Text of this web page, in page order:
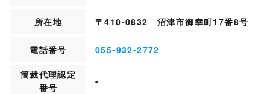
所在地 〒410-0832 沼津市御幸町17番8号
電話番号 055-932-2772
簡裁代理認定
番号
-